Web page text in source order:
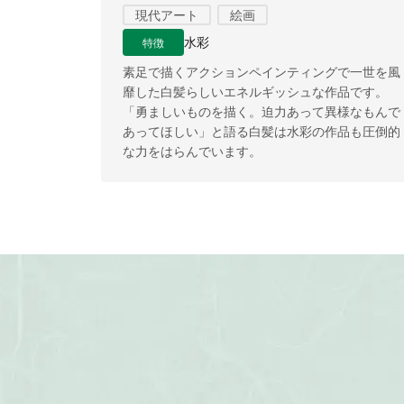
現代アート 絵画
特徴 水彩
素足で描くアクションペインティングで一世を風
靡した白髪らしいエネルギッシュな作品です。
「勇ましいものを描く。迫力あって異様なもんで
あってほしい」と語る白髪は水彩の作品も圧倒的
な力をはらんでいます。